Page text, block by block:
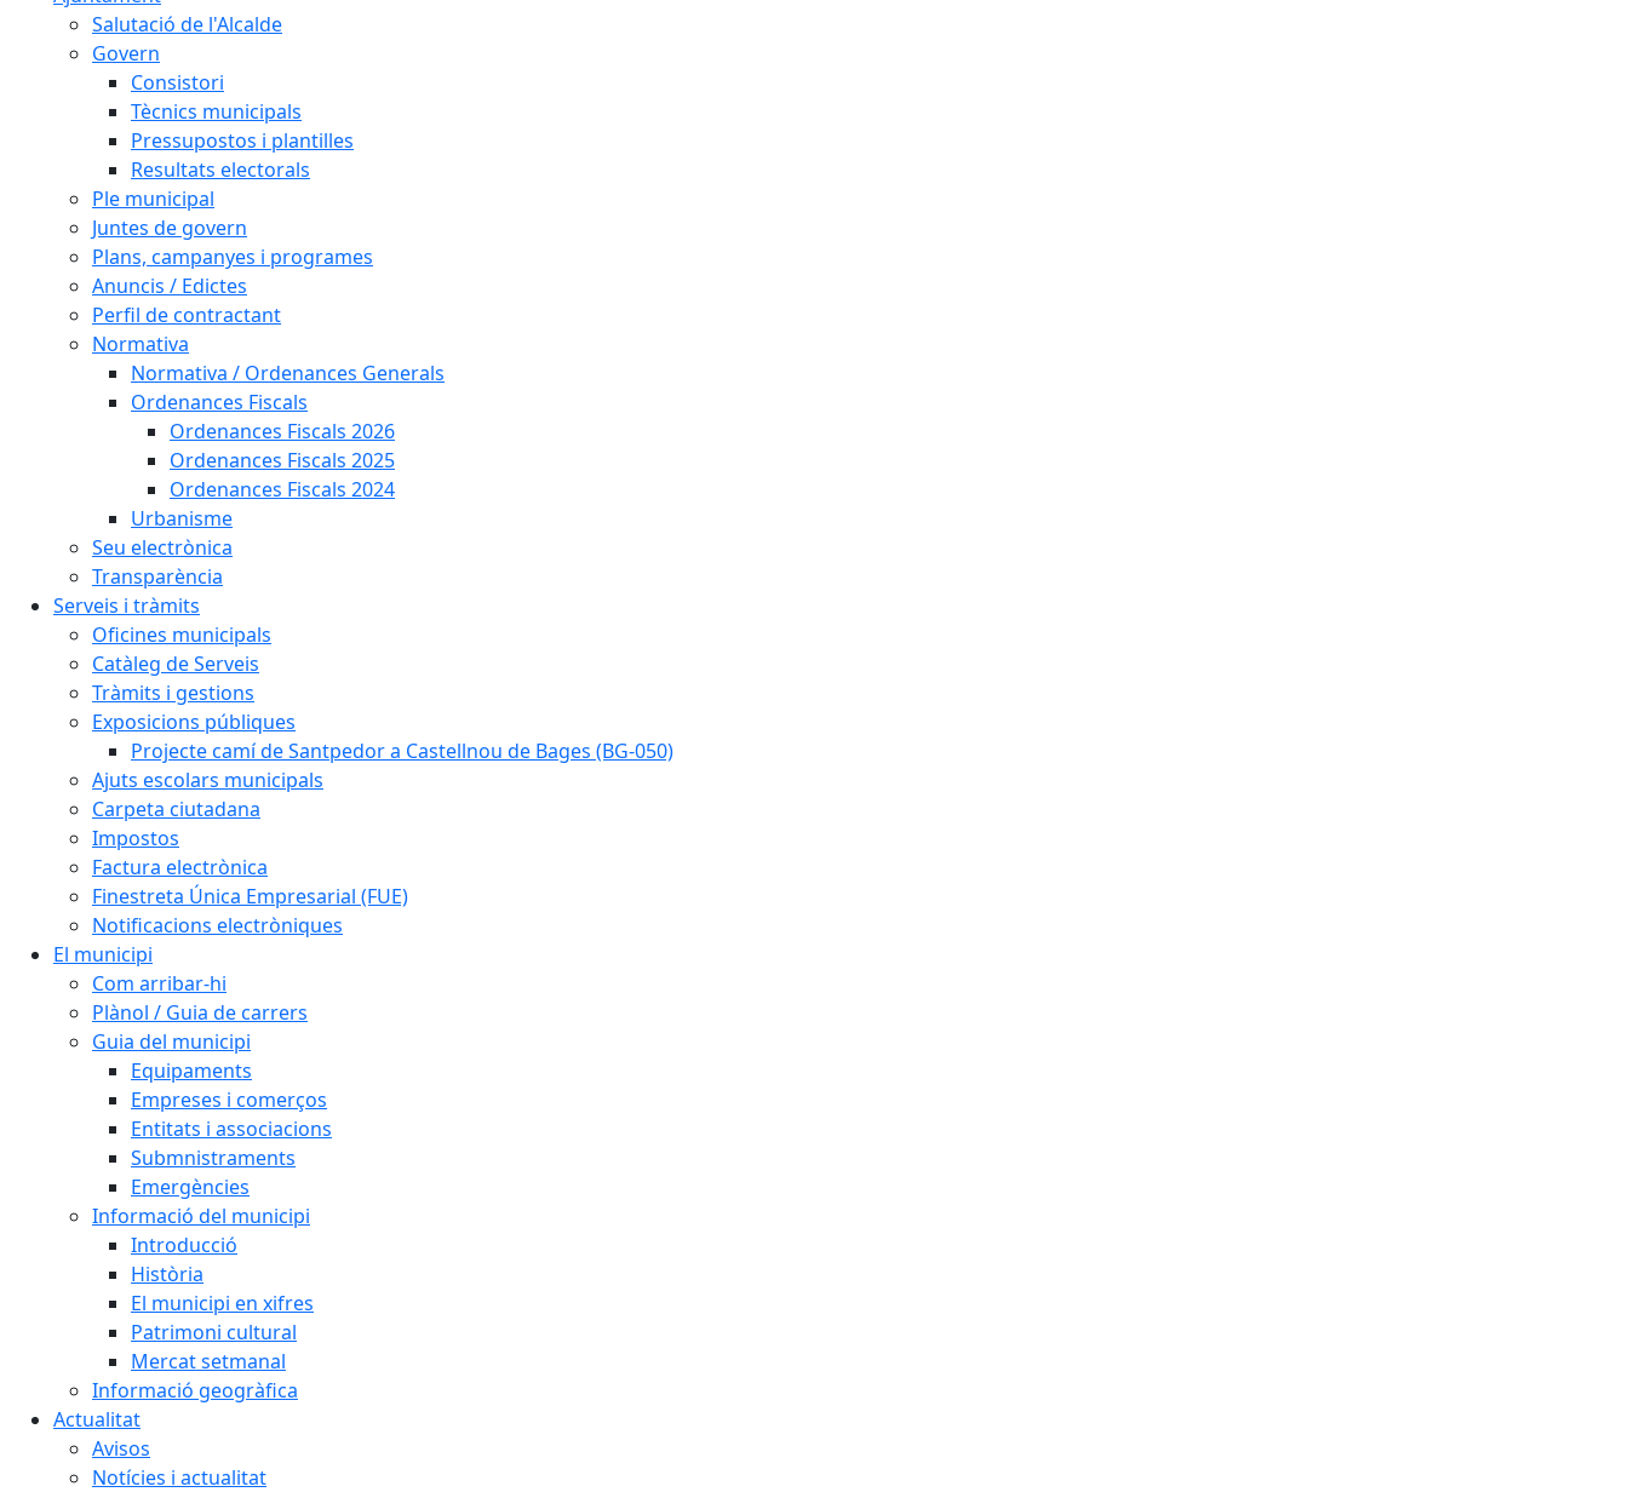
Salutació de l'Alcalde
Govern
Consistori
Tècnics municipals
Pressupostos i plantilles
Resultats electorals
Ple municipal
Juntes de govern
Plans, campanyes i programes
Anuncis / Edictes
Perfil de contractant
Normativa
Normativa / Ordenances Generals
Ordenances Fiscals
Ordenances Fiscals 2026
Ordenances Fiscals 2025
Ordenances Fiscals 2024
Urbanisme
Seu electrònica
Transparència
Serveis i tràmits
Oficines municipals
Catàleg de Serveis
Tràmits i gestions
Exposicions públiques
Projecte camí de Santpedor a Castellnou de Bages (BG-050)
Ajuts escolars municipals
Carpeta ciutadana
Impostos
Factura electrònica
Finestreta Única Empresarial (FUE)
Notificacions electròniques
El municipi
Com arribar-hi
Plànol / Guia de carrers
Guia del municipi
Equipaments
Empreses i comerços
Entitats i associacions
Submnistraments
Emergències
Informació del municipi
Introducció
Història
El municipi en xifres
Patrimoni cultural
Mercat setmanal
Informació geogràfica
Actualitat
Avisos
Notícies i actualitat